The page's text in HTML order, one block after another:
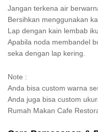
Jangan terkena air
Bersihkan menggunakan
Lap dengan kain lembab
Apabila noda membandel
seka dengan lap kering.
Note :
Anda bisa custom warna
Anda juga bisa custom
Rumah Makan Cafe